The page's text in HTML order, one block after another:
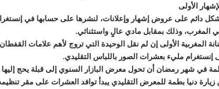
الأولى
دائم على عروض إشهار وإعلانات، لنشرها على حسابها في إنستغرام،
المغرب، وذلك بمقابل مادي عالٍ واستثنائي.
المغربية الأولى إن لم نقل الوحيدة التي تروج لأهم علامات
إنستغرام مليء بعشرات الصور باللباس التقليدي.
في شهر رمضان أن تحول معرض البازار السنوي إلى قبلة يحج إليها
زيارة دنيا بطمة للمعرض التقليدي يبدأ توافد العشرات على مقر